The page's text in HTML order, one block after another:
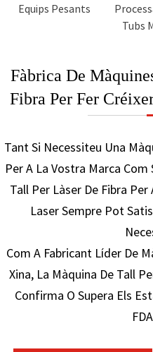
Equips Pesants
Tubs
Fàbrica De
Fibra Per Fer
Tant Si Necessiteu Una
Per A La Vostra Marca
Tall Per Làser De Fibra
Laser Sempre Pot
Com A Fabricant Líder De
Xina, La Màquina De Tall
Confirma O Supera Els